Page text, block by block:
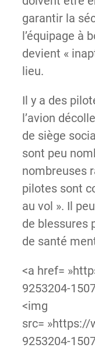
garantir la
l’équipage à
devient «
lieu.
Il y a des
l’avion
de siège
sont peu
nombreuses
pilotes sont
au vol ». Il
de blessures
de santé
<a href=
9253204-
<img
src=
9253204-